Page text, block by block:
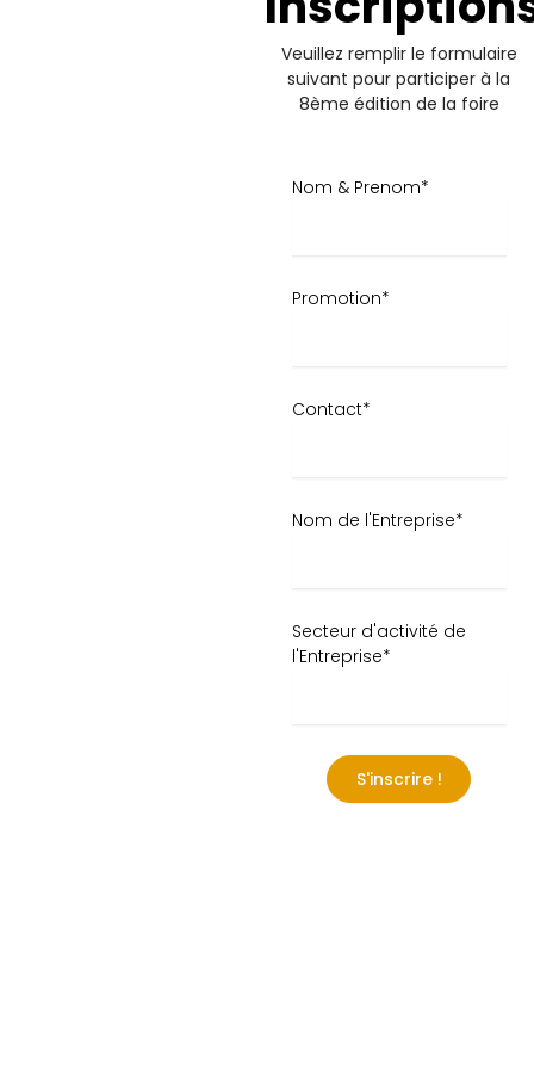
Veuillez remplir le formulaire
suivant pour participer à la
8ème édition de la foire
Nom & Prenom*
Promotion*
Contact*
Nom de l'Entreprise*
Secteur d'activité de
l'Entreprise*
S'inscrire !